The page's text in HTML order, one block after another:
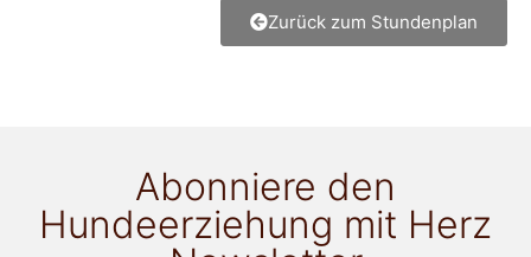
Zurück zum Stundenplan
Abonniere den
Hundeerziehung mit Herz